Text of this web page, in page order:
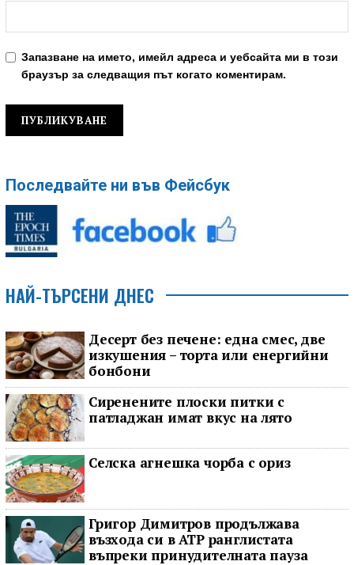
Запазване на името, имейл адреса и уебсайта ми в този
браузър за следващия път когато коментирам.
Последвайте ни във Фейсбук
НАЙ-ТЪРСЕНИ ДНЕС
Десерт без печене: една смес, две
изкушения – торта или енергийни
бонбони
Сиренените плоски питки с
патладжан имат вкус на лято
Селска агнешка чорба с ориз
Григор Димитров продължава
възхода си в ATP ранглистата
въпреки принудителната пауза